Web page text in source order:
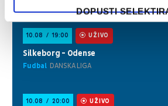
DOPUSTI